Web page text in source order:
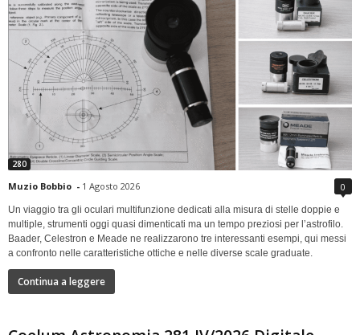
280
Muzio Bobbio - 1 Agosto 2026 0
Un viaggio tra gli oculari multifunzione dedicati alla misura di stelle doppie e
multiple, strumenti oggi quasi dimenticati ma un tempo preziosi per l’astrofilo.
Baader, Celestron e Meade ne realizzarono tre interessanti esempi, qui messi
a confronto nelle caratteristiche ottiche e nelle diverse scale graduate.
Continua a leggere